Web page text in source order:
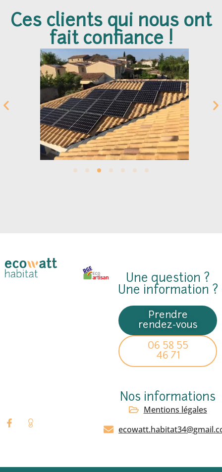
Ces clients qui nous ont
fait confiance !
Une question ?
Une information ?
Prendre
rendez-vous
06 58 55
46 71
Nos informations
Mentions légales